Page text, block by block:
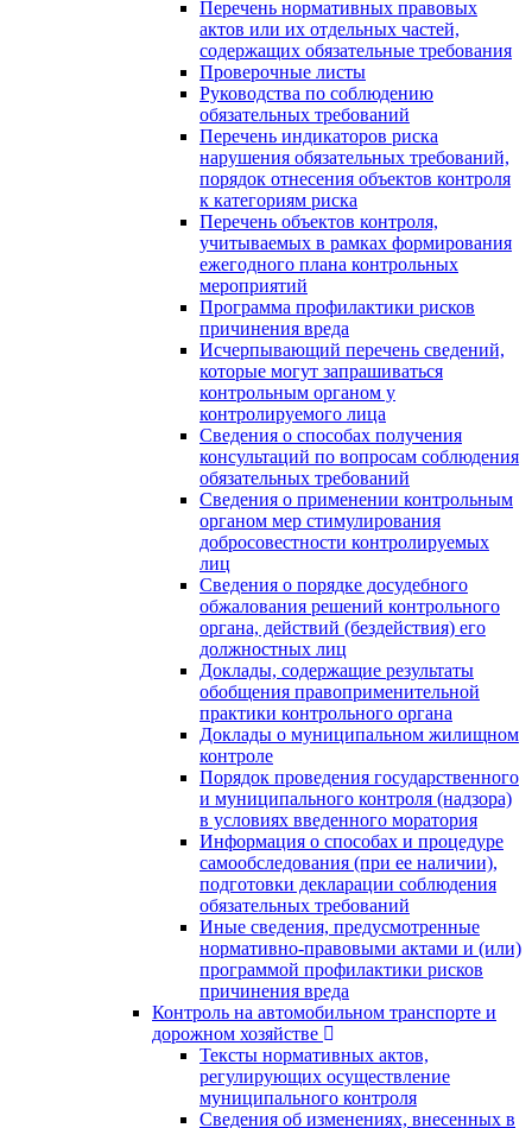
Перечень нормативных правовых
актов или их отдельных частей,
содержащих обязательные требования
Проверочные листы
Руководства по соблюдению
обязательных требований
Перечень индикаторов риска
нарушения обязательных требований,
порядок отнесения объектов контроля
к категориям риска
Перечень объектов контроля,
учитываемых в рамках формирования
ежегодного плана контрольных
мероприятий
Программа профилактики рисков
причинения вреда
Исчерпывающий перечень сведений,
которые могут запрашиваться
контрольным органом у
контролируемого лица
Сведения о способах получения
консультаций по вопросам соблюдения
обязательных требований
Сведения о применении контрольным
органом мер стимулирования
добросовестности контролируемых
лиц
Сведения о порядке досудебного
обжалования решений контрольного
органа, действий (бездействия) его
должностных лиц
Доклады, содержащие результаты
обобщения правоприменительной
практики контрольного органа
Доклады о муниципальном жилищном
контроле
Порядок проведения государственного
и муниципального контроля (надзора)
в условиях введенного моратория
Информация о способах и процедуре
самообследования (при ее наличии),
подготовки декларации соблюдения
обязательных требований
Иные сведения, предусмотренные
нормативно-правовыми актами и (или)
программой профилактики рисков
причинения вреда
Контроль на автомобильном транспорте и
дорожном хозяйстве
Тексты нормативных актов,
регулирующих осуществление
муниципального контроля
Сведения об изменениях, внесенных в